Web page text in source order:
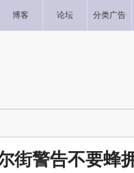
博客 论坛 分类广告
街警告不要蜂